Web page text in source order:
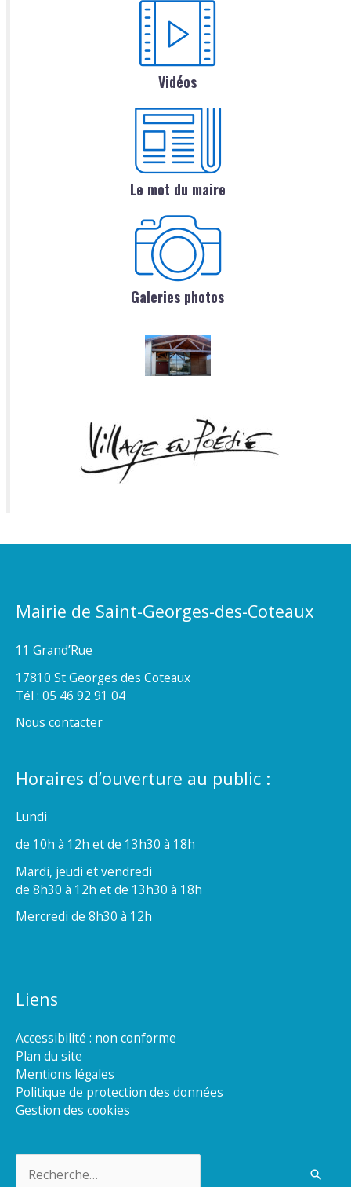
Vidéos
Le mot du maire
Galeries photos
Mairie de Saint-Georges-des-Coteaux
11 Grand’Rue
17810 St Georges des Coteaux
Tél : 05 46 92 91 04
Nous contacter
Horaires d’ouverture au public :
Lundi
de 10h à 12h et de 13h30 à 18h
Mardi, jeudi et vendredi
de 8h30 à 12h et de 13h30 à 18h
Mercredi de 8h30 à 12h
Liens
Accessibilité : non conforme
Plan du site
Mentions légales
Politique de protection des données
Gestion des cookies